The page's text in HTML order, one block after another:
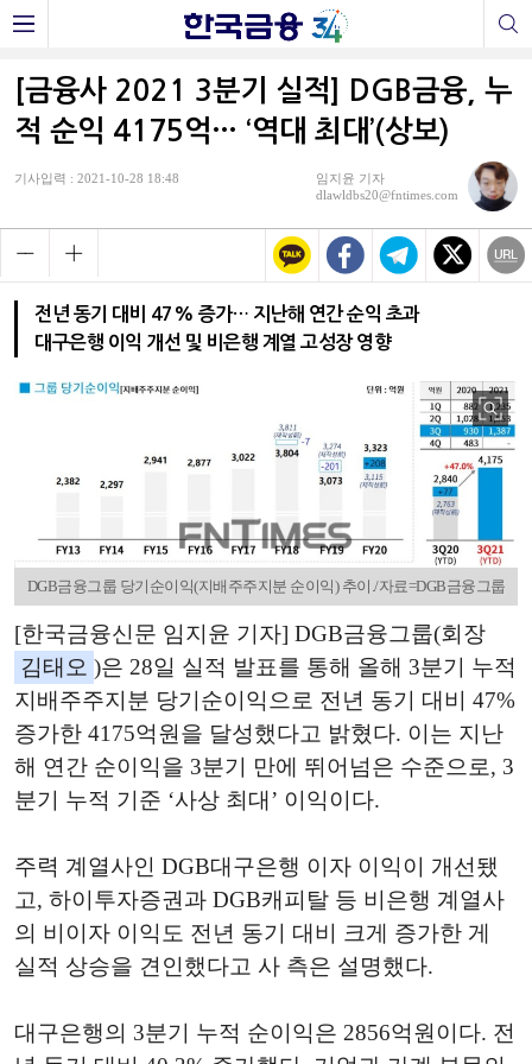
[금융사 2021 3분기 실적] DGB금융, 누
적 순익 4175억… ‘역대 최대’(상보)
기사입력 : 2021-10-28 18:48
임지윤 기자
dlawldbs20@fntimes.com
전년 동기 대비 47% 증가… 지난해 연간 순익 초과
대구은행 이익 개선 및 비은행 계열 고성장 영향
DGB금융그룹 당기순이익(지배주주지분 순이익) 추이./자료=DGB금융그룹
[한국금융신문 임지윤 기자] DGB금융그룹(회장
김태오 )은 28일 실적 발표를 통해 올해 3분기 누적
지배주주지분 당기순이익으로 전년 동기 대비 47%
증가한 4175억원을 달성했다고 밝혔다. 이는 지난
해 연간 순이익을 3분기 만에 뛰어넘은 수준으로, 3
분기 누적 기준 ‘사상 최대’ 이익이다.
주력 계열사인 DGB대구은행 이자 이익이 개선됐
고, 하이투자증권과 DGB캐피탈 등 비은행 계열사
의 비이자 이익도 전년 동기 대비 크게 증가한 게
실적 상승을 견인했다고 사 측은 설명했다.
대구은행의 3분기 누적 순이익은 2856억원이다. 전